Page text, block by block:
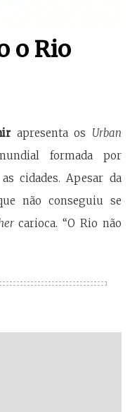
o Rio
apresenta os Urban
formada por
cidades. Apesar da
não conseguiu se
carioca. “O Rio não